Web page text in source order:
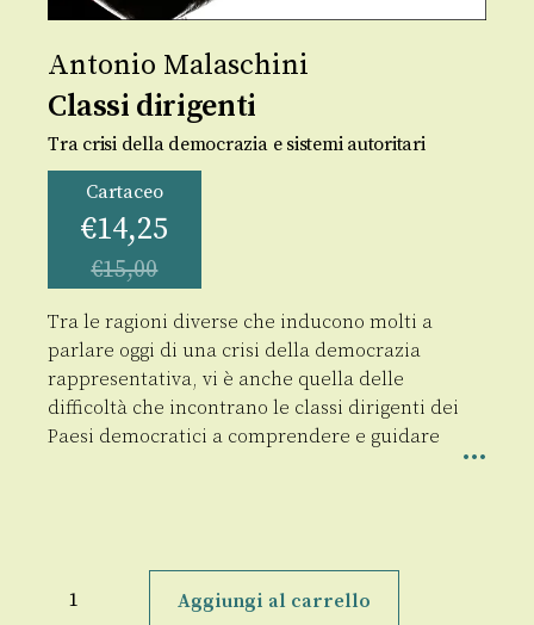
Antonio Malaschini
Classi dirigenti
Tra crisi della democrazia e sistemi autoritari
Cartaceo
€14,25
€15,00
Tra le ragioni diverse che inducono molti a
parlare oggi di una crisi della democrazia
rappresentativa, vi è anche quella delle
difficoltà che incontrano le classi dirigenti dei
Paesi democratici a comprendere e guidare
dirigenti
Aggiungi al carrello